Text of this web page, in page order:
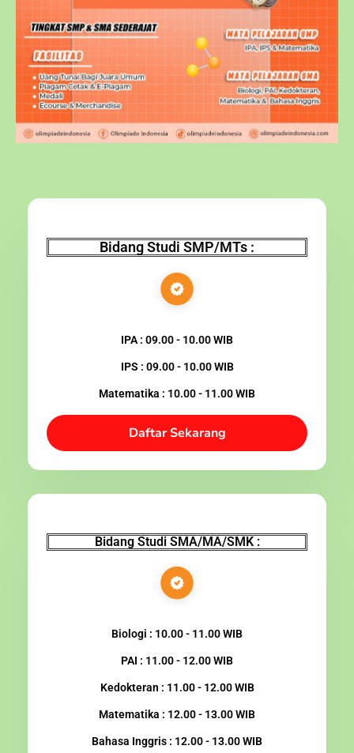
Bidang Studi SMP/MTs :
IPA : 09.00 - 10.00 WIB
IPS : 09.00 - 10.00 WIB
Matematika : 10.00 - 11.00 WIB
Daftar Sekarang
Bidang Studi SMA/MA/SMK :
Biologi : 10.00 - 11.00 WIB
PAI : 11.00 - 12.00 WIB
Kedokteran : 11.00 - 12.00 WIB
Matematika : 12.00 - 13.00 WIB
Bahasa Inggris : 12.00 - 13.00 WIB